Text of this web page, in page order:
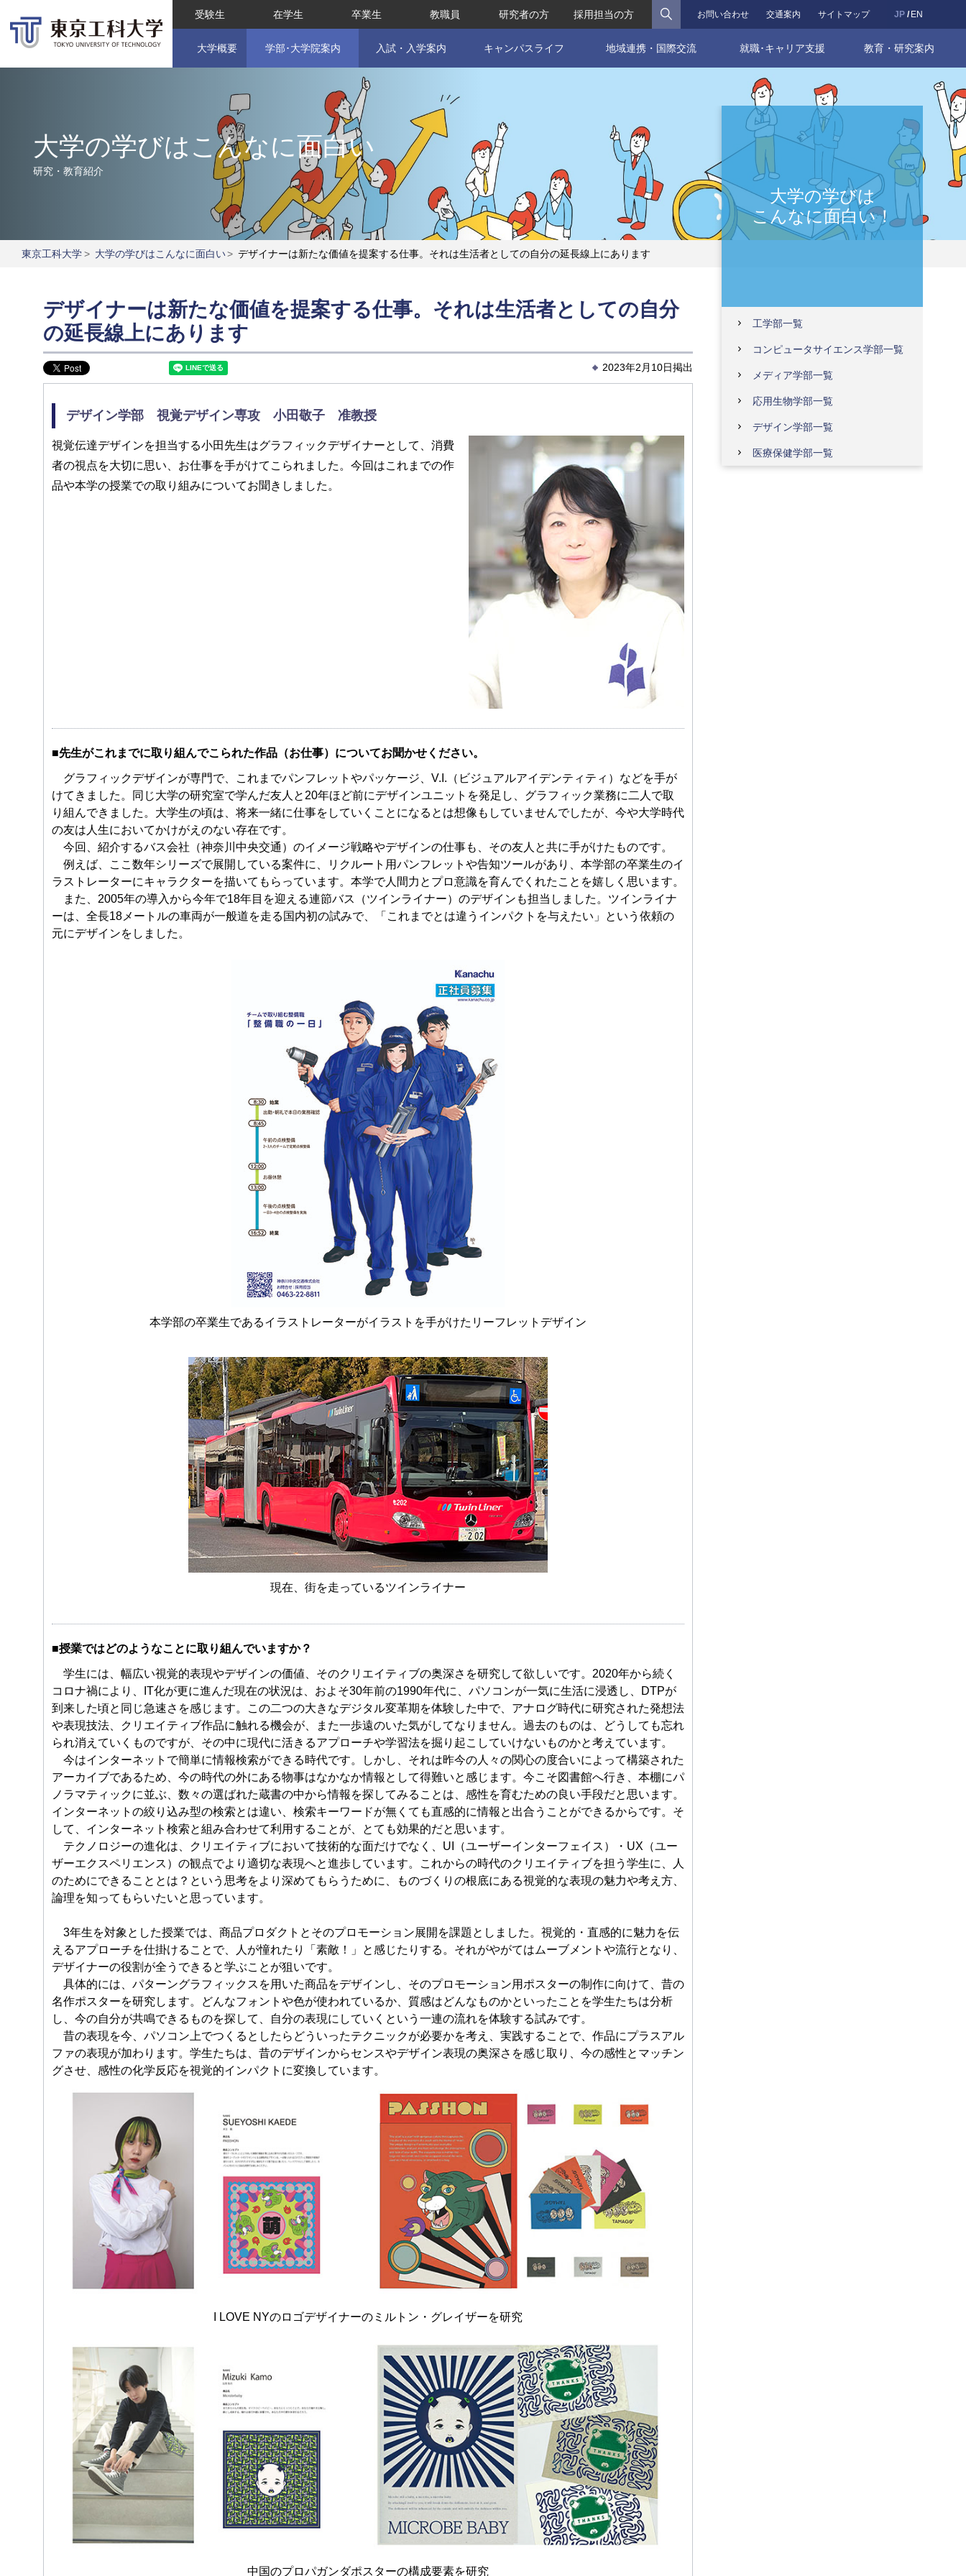
JP EN
お問い合わせ 交通案内 サイトマップ
受験生 在学生 卒業生 教職員 研究者の方 採用担当の方 検索
大学概要 学部･大学院案内 入試・入学案内 キャンパスライフ 地域連携・国際交流 就職･キャリア支援 教育・研究案内
大学の学びはこんなに面白い
研究・教育紹介
東京工科大学> 大学の学びはこんなに面白い> デザイナーは新たな価値を提案する仕事。それは生活者としての自分の延長線上にあります
デザイナーは新たな価値を提案する仕事。それは生活者としての自分
の延長線上にあります
2023年2月10日掲出
デザイン学部 視覚デザイン専攻 小田敬子 准教授
視覚伝達デザインを担当する小田先生はグラフィックデザイナーとして、消費
者の視点を大切に思い、お仕事を手がけてこられました。今回はこれまでの作
品や本学の授業での取り組みについてお聞きしました。
■先生がこれまでに取り組んでこられた作品（お仕事）についてお聞かせください。
グラフィックデザインが専門で、これまでパンフレットやパッケージ、V.I.（ビジュアルアイデンティティ）などを手が
けてきました。同じ大学の研究室で学んだ友人と20年ほど前にデザインユニットを発足し、グラフィック業務に二人で取
り組んできました。大学生の頃は、将来一緒に仕事をしていくことになるとは想像もしていませんでしたが、今や大学時代
の友は人生においてかけがえのない存在です。
今回、紹介するバス会社（神奈川中央交通）のイメージ戦略やデザインの仕事も、その友人と共に手がけたものです。
例えば、ここ数年シリーズで展開している案件に、リクルート用パンフレットや告知ツールがあり、本学部の卒業生のイ
ラストレーターにキャラクターを描いてもらっています。本学で人間力とプロ意識を育んでくれたことを嬉しく思います。
また、2005年の導入から今年で18年目を迎える連節バス（ツインライナー）のデザインも担当しました。ツインライナ
ーは、全長18メートルの車両が一般道を走る国内初の試みで、「これまでとは違うインパクトを与えたい」という依頼の
元にデザインをしました。
本学部の卒業生であるイラストレーターがイラストを手がけたリーフレットデザイン
現在、街を走っているツインライナー
■授業ではどのようなことに取り組んでいますか？
学生には、幅広い視覚的表現やデザインの価値、そのクリエイティブの奥深さを研究して欲しいです。2020年から続く
コロナ禍により、IT化が更に進んだ現在の状況は、およそ30年前の1990年代に、パソコンが一気に生活に浸透し、DTPが
到来した頃と同じ急速さを感じます。この二つの大きなデジタル変革期を体験した中で、アナログ時代に研究された発想法
や表現技法、クリエイティブ作品に触れる機会が、また一歩遠のいた気がしてなりません。過去のものは、どうしても忘れ
られ消えていくものですが、その中に現代に活きるアプローチや学習法を掘り起こしていけないものかと考えています。
今はインターネットで簡単に情報検索ができる時代です。しかし、それは昨今の人々の関心の度合いによって構築された
アーカイブであるため、今の時代の外にある物事はなかなか情報として得難いと感じます。今こそ図書館へ行き、本棚にパ
ノラマティックに並ぶ、数々の選ばれた蔵書の中から情報を探してみることは、感性を育むための良い手段だと思います。
インターネットの絞り込み型の検索とは違い、検索キーワードが無くても直感的に情報と出合うことができるからです。そ
して、インターネット検索と組み合わせて利用することが、とても効果的だと思います。
テクノロジーの進化は、クリエイティブにおいて技術的な面だけでなく、UI（ユーザーインターフェイス）・UX（ユー
ザーエクスペリエンス）の観点でより適切な表現へと進歩しています。これからの時代のクリエイティブを担う学生に、人
のためにできることとは？という思考をより深めてもらうために、ものづくりの根底にある視覚的な表現の魅力や考え方、
論理を知ってもらいたいと思っています。
3年生を対象とした授業では、商品プロダクトとそのプロモーション展開を課題としました。視覚的・直感的に魅力を伝
えるアプローチを仕掛けることで、人が憧れたり「素敵！」と感じたりする。それがやがてはムーブメントや流行となり、
デザイナーの役割が全うできると学ぶことが狙いです。
具体的には、パターングラフィックスを用いた商品をデザインし、そのプロモーション用ポスターの制作に向けて、昔の
名作ポスターを研究します。どんなフォントや色が使われているか、質感はどんなものかといったことを学生たちは分析
し、今の自分が共鳴できるものを探して、自分の表現にしていくという一連の流れを体験する試みです。
昔の表現を今、パソコン上でつくるとしたらどういったテクニックが必要かを考え、実践することで、作品にプラスアル
ファの表現が加わります。学生たちは、昔のデザインからセンスやデザイン表現の奥深さを感じ取り、今の感性とマッチン
グさせ、感性の化学反応を視覚的インパクトに変換しています。
I LOVE NYのロゴデザイナーのミルトン・グレイザーを研究
中国のプロパガンダポスターの構成要素を研究
大学の学びは
こんなに面白い！
工学部一覧
コンピュータサイエンス学部一覧
メディア学部一覧
応用生物学部一覧
デザイン学部一覧
医療保健学部一覧